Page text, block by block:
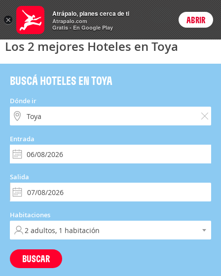
Hoteles Precios enPeso
ARSCambiar moneda
Login
Los 2 mejores Hoteles en Toya
BUSCÁ HOTELES EN TOYA
Dónde ir
Entrada
Salida
Habitaciones
BUSCAR
×
Atrápalo, planes cerca de ti
Atrapalo.com
Gratis - En Google Play
ABRIR